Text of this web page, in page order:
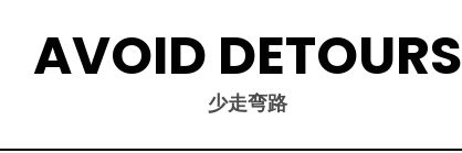
AVOID DETOURS
少走弯路